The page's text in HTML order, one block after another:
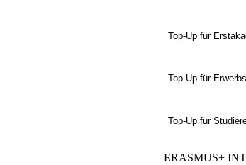
Top-Up für
Top-Up für
Top-Up für
ERASMUS+